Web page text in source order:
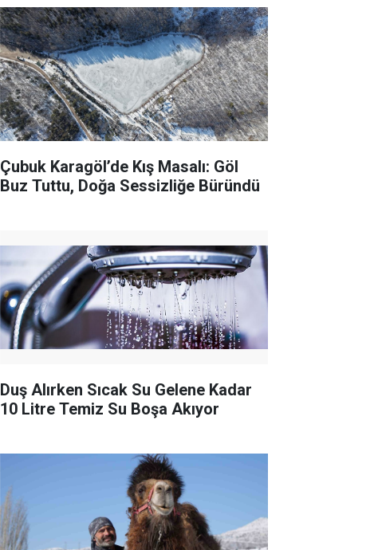
Çubuk Karagöl’de Kış Masalı: Göl
Buz Tuttu, Doğa Sessizliğe Büründü
Duş Alırken Sıcak Su Gelene Kadar
10 Litre Temiz Su Boşa Akıyor